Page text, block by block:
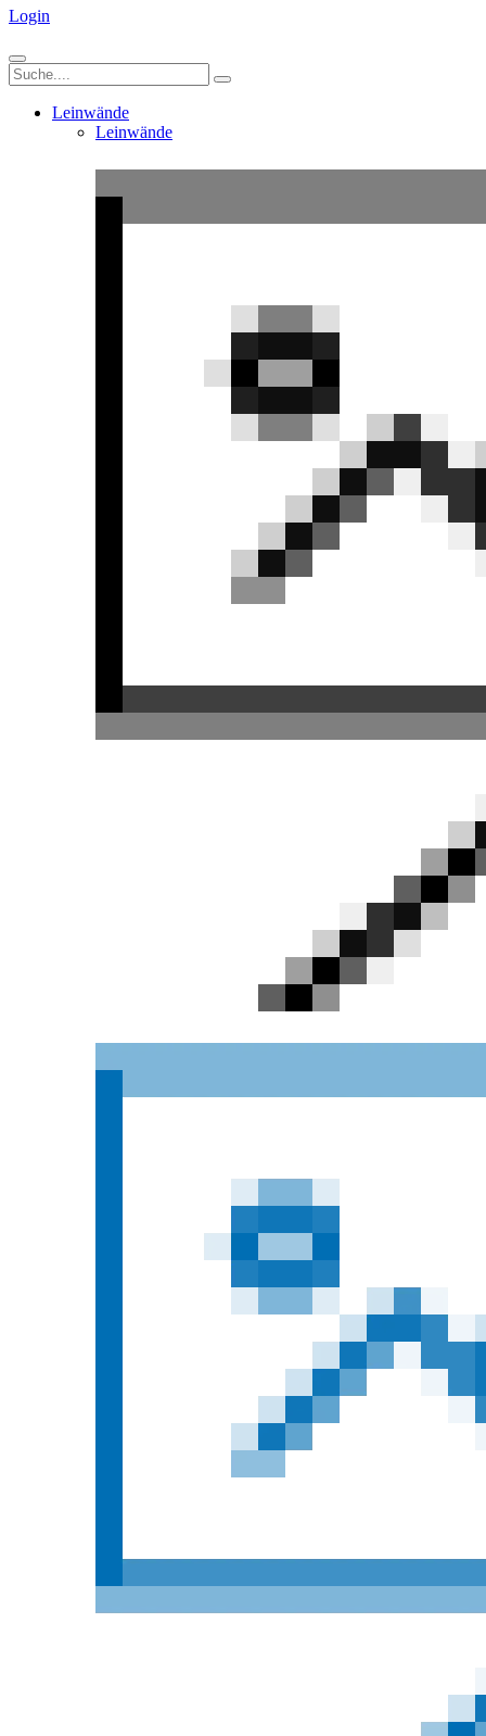
Login
Leinwände
Leinwände